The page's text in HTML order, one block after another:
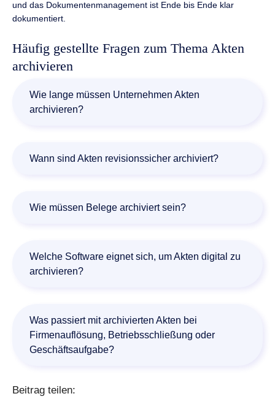
und das Dokumentenmanagement ist Ende bis Ende klar
dokumentiert.
Häufig gestellte Fragen zum Thema Akten
archivieren
Wie lange müssen Unternehmen Akten
archivieren?
Dokumente über die gesetzliche Aufbewahrungsfrist
Wann sind Akten revisionssicher archiviert?
archiviert, wenn sie jederzeit abrufbar sind und Unterlagen
sicher, vollständig, korrekt, unveränderbar, reproduzierbar,
Wie müssen Belege archiviert sein?
einen Zeitraum von zehn Jahren in elektronischer Form
Welche Software eignet sich, um Akten digital zu
archivieren?
Dokumentenmanagementsystem (DMS). Es erfasst
Dokumente aus unterschiedlichen Quellen, ordnet sie
automatisch Akten zu, speichert sie zentral und ermöglicht
über definierte Berechtigungen hinweg einen sicheren,
Was passiert mit archivierten Akten bei
Firmenauflösung, Betriebsschließung oder
Geschäftsaufgabe?
Aufbewahrungsfristen für Akten und Unterlagen weiterhin
Beitrag teilen: